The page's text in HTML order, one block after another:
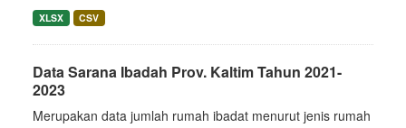
XLSX CSV
Data Sarana Ibadah Prov. Kaltim Tahun 2021-
2023
Merupakan data jumlah rumah ibadat menurut jenis rumah